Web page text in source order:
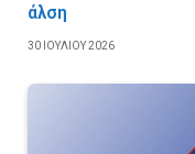
άλση
30 ΙΟΥΛΊΟΥ 2026